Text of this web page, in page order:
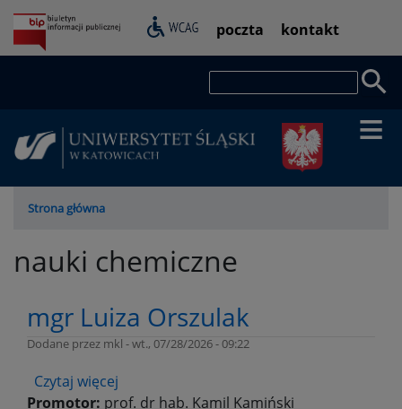
Przejdź
do
treści
Pasek
dostępności
poczta kontakt
Ścieżka
Strona główna
nauki chemiczne
mgr Luiza Orszulak
Dodane przez mkl -wt., 07/28/2026 - 09:22
Czytaj więcej
mgr
Promotor: prof. dr hab. Kamil Kamiński